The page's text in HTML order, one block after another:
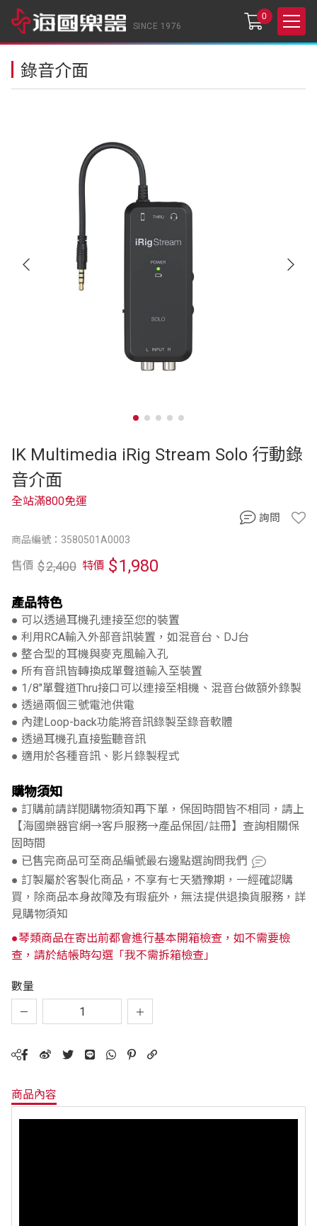
SINCE 1976
0
錄音介面
IK Multimedia iRig Stream Solo 行動錄
音介面
商品編號：3580501A0003
全站滿800免運
售價 $2,400 特價 $1,980
產品特色
● 可以透過耳機孔連接至您的裝置
● 利用RCA輸入外部音訊裝置，如混音台、DJ台
● 整合型的耳機與麥克風輸入孔
● 所有音訊皆轉換成單聲道輸入至裝置
● 1/8"單聲道Thru接口可以連接至相機、混音台做額外錄製
● 透過兩個三號電池供電
● 內建Loop-back功能將音訊錄製至錄音軟體
● 透過耳機孔直接監聽音訊
● 適用於各種音訊、影片錄製程式
購物須知
● 訂購前請詳閱購物須知再下單，保固時間皆不相同，請上
【海國樂器官網→客戶服務→產品保固/註冊】查詢相關保
固時間
● 已售完商品可至商品編號最右邊點選詢問我們
● 訂製屬於客製化商品，不享有七天猶豫期，一經確認購
買，除商品本身故障及有瑕疵外，無法提供退換貨服務，詳
見購物須知
●琴類商品在寄出前都會進行基本開箱檢查，如不需要檢
查，請於結帳時勾選「我不需拆箱檢查」
數量
詢問
商品內容